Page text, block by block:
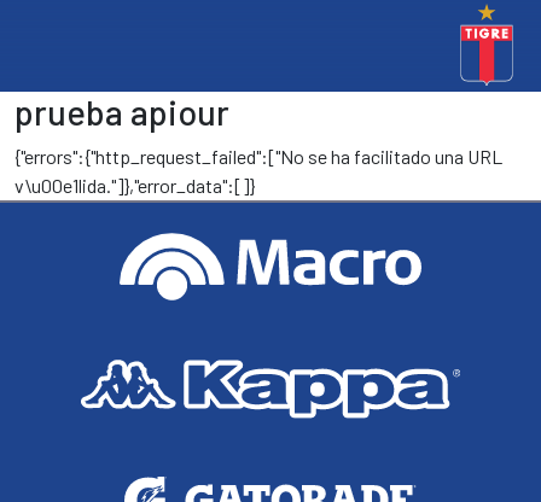
prueba apiour
{"errors":{"http_request_failed":["No se ha facilitado una URL
v\u00e1lida."]},"error_data":[]}